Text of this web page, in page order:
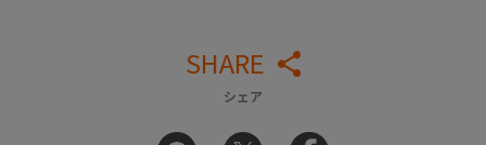
SHARE
シェア